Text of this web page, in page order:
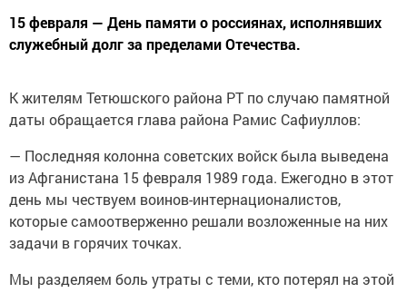
15 февраля — День памяти о россиянах, исполнявших
служебный долг за пределами Отечества.
К жителям Тетюшского района РТ по случаю памятной
даты обращается глава района Рамис Сафиуллов:
— Последняя колонна советских войск была выведена
из Афганистана 15 февраля 1989 года. Ежегодно в этот
день мы чествуем воинов-интернационалистов,
которые самоотверженно решали возложенные на них
задачи в горячих точках.
Мы разделяем боль утраты с теми, кто потерял на этой